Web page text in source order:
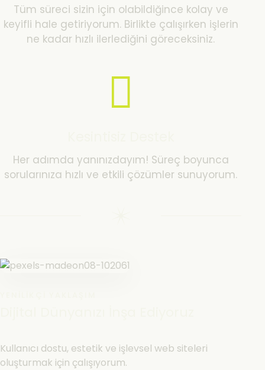
Tüm süreci sizin için olabildiğince kolay ve
keyifli hale getiriyorum. Birlikte çalışırken işlerin
ne kadar hızlı ilerlediğini göreceksiniz.
Her adımda yanınızdayım! Süreç boyunca
sorularınıza hızlı ve etkili çözümler sunuyorum.
Kullanıcı dostu, estetik ve işlevsel web siteleri
oluşturmak için çalışıyorum.